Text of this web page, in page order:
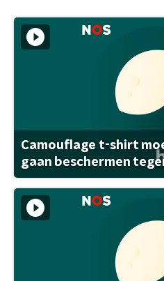
Camouflage t-shirt
gaan beschermen